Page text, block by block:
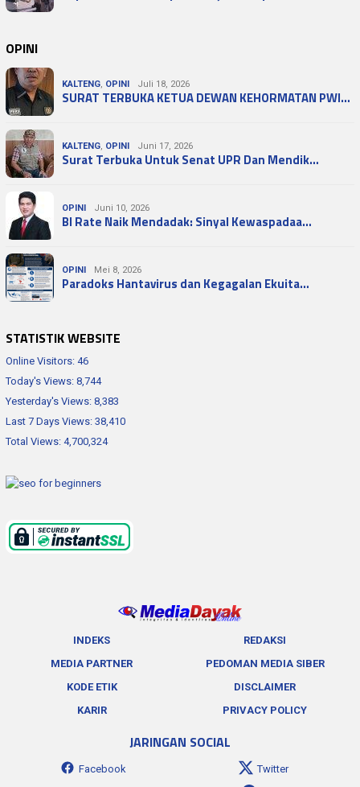
OPINI
KALTENG, OPINI Juli 18, 2026
SURAT TERBUKA KETUA DEWAN KEHORMATAN PWI…
KALTENG, OPINI Juni 17, 2026
Surat Terbuka Untuk Senat UPR Dan Mendik…
OPINI Juni 10, 2026
BI Rate Naik Mendadak: Sinyal Kewaspadaa…
OPINI Mei 8, 2026
Paradoks Hantavirus dan Kegagalan Ekuita…
STATISTIK WEBSITE
Online Visitors: 46
Today's Views: 8,744
Yesterday's Views: 8,383
Last 7 Days Views: 38,410
Total Views: 4,700,324
INDEKS
REDAKSI
MEDIA PARTNER
PEDOMAN MEDIA SIBER
KODE ETIK
DISCLAIMER
KARIR
PRIVACY POLICY
JARINGAN SOCIAL
Facebook
Twitter